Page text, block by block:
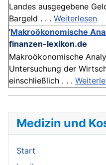
Landes ausgegebene
Bargeld . . . Weiterlesen
'Makroökonomische
finanzen-lexikon.de
Makroökonomische
Untersuchung der
einschließlich . . .
Medizin und
Start